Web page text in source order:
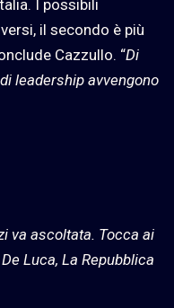
I possibili
il secondo è più
Cazzullo. “Di
leadership avvengono
va ascoltata. Tocca ai
Luca, La Repubblica